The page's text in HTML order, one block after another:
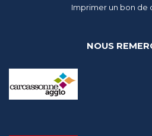
Imprimer un bon de
NOUS